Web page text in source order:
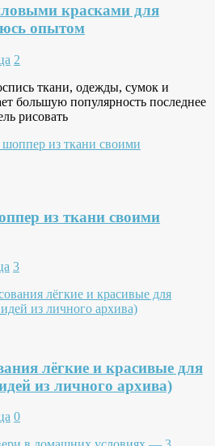
красками для
опытом
2
ткани, одежды, сумок и
большую популярность последнее
рисовать
из ткани своими
3
лёгкие и красивые для
из личного архива)
0